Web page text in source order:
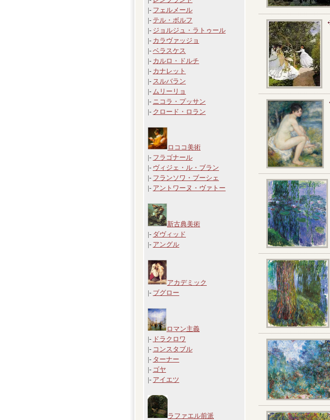
|- フェルメール
|- テル・ボルフ
|- ジョルジュ・ラトゥール
|- カラヴァッジョ
|- ベラスケス
|- カルロ・ドルチ
|- カナレット
|- スルバラン
|- ムリーリョ
|- ニコラ・プッサン
|- クロード・ロラン
ロココ美術
|- フラゴナール
|- ヴィジェ・ル・ブラン
|- フランソワ・ブーシェ
|- アントワーヌ・ヴァトー
新古典美術
|- ダヴィッド
|- アングル
アカデミック
|- ブグロー
ロマン主義
|- ドラクロワ
|- コンスタブル
|- ターナー
|- ゴヤ
|- アイエツ
ラファエル前派